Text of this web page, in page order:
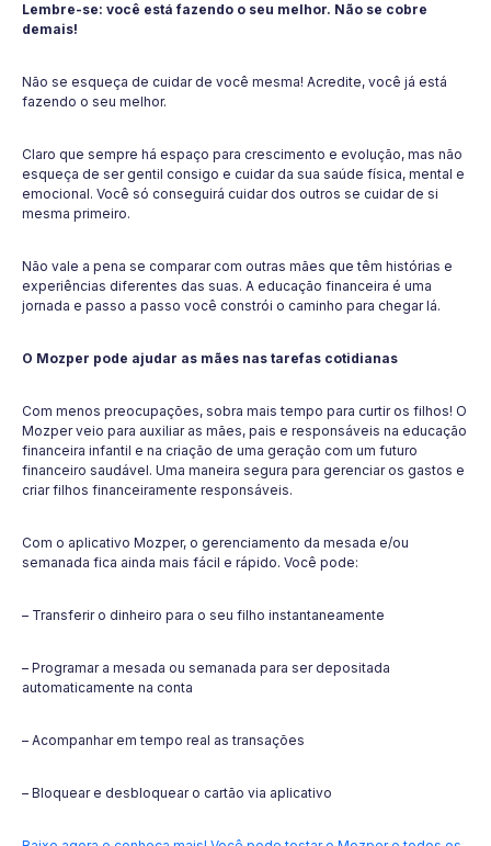
Lembre-se: você está fazendo o seu melhor. Não se cobre
demais!
Não se esqueça de cuidar de você mesma! Acredite, você já está
fazendo o seu melhor.
Claro que sempre há espaço para crescimento e evolução, mas não
esqueça de ser gentil consigo e cuidar da sua saúde física, mental e
emocional. Você só conseguirá cuidar dos outros se cuidar de si
mesma primeiro.
Não vale a pena se comparar com outras mães que têm histórias e
experiências diferentes das suas. A educação financeira é uma
jornada e passo a passo você constrói o caminho para chegar lá.
O Mozper pode ajudar as mães nas tarefas cotidianas
Com menos preocupações, sobra mais tempo para curtir os filhos! O
Mozper veio para auxiliar as mães, pais e responsáveis na educação
financeira infantil e na criação de uma geração com um futuro
financeiro saudável. Uma maneira segura para gerenciar os gastos e
criar filhos financeiramente responsáveis.
Com o aplicativo Mozper, o gerenciamento da mesada e/ou
semanada fica ainda mais fácil e rápido. Você pode:
– Transferir o dinheiro para o seu filho instantaneamente
– Programar a mesada ou semanada para ser depositada
automaticamente na conta
– Acompanhar em tempo real as transações
– Bloquear e desbloquear o cartão via aplicativo